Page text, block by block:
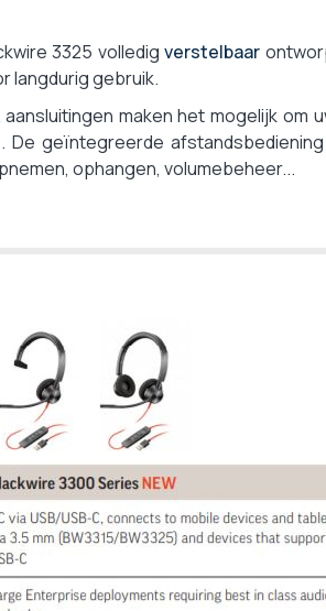
/ Teams
3325 volledigverstelbaar
langdurig gebruik.
aansluitingen maken het mogelijk om
. De geïntegreerde
ophangen, volumebeheer...